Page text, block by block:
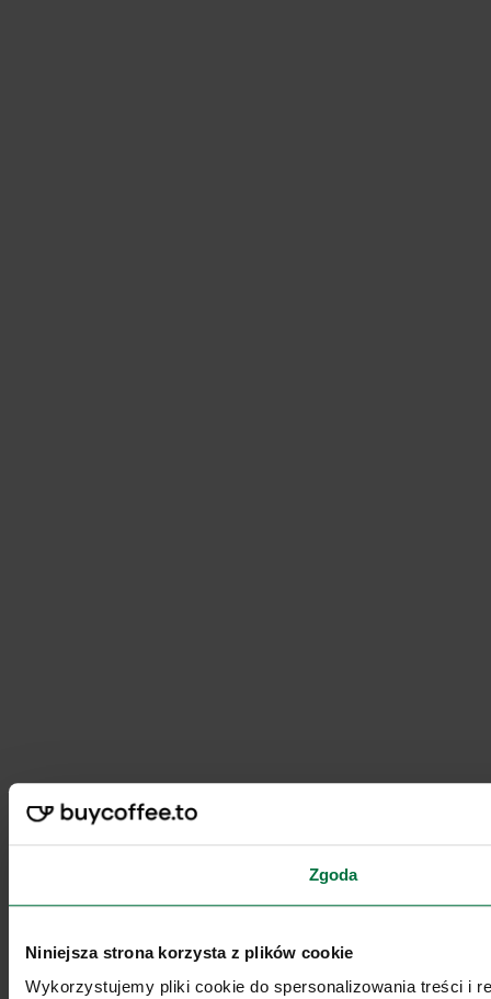
Zgoda
Niniejsza strona korzysta z plików cookie
Wykorzystujemy pliki cookie do spersonalizowania treści i